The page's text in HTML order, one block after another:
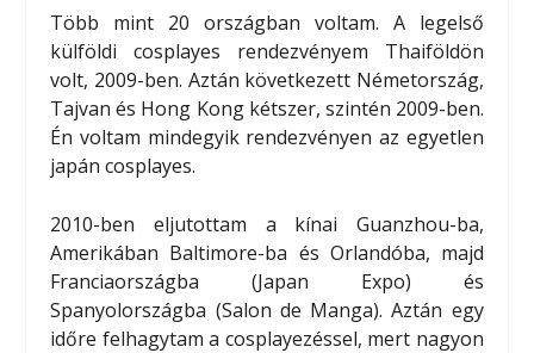
Több mint 20 országban voltam. A legelső
külföldi cosplayes rendezvényem Thaiföldön
volt, 2009-ben. Aztán következett Németország,
Tajvan és Hong Kong kétszer, szintén 2009-ben.
Én voltam mindegyik rendezvényen az egyetlen
japán cosplayes.
2010-ben eljutottam a kínai Guanzhou-ba,
Amerikában Baltimore-ba és Orlandóba, majd
Franciaországba (Japan Expo) és
Spanyolországba (Salon de Manga). Aztán egy
időre felhagytam a cosplayezéssel, mert nagyon